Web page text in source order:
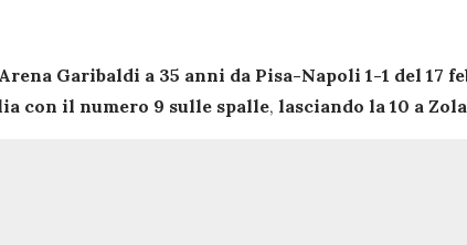
Arena Garibaldi a 35 anni da Pisa-Napoli 1-1 del 17
con il numero 9 sulle spalle, lasciando la 10 a Zola